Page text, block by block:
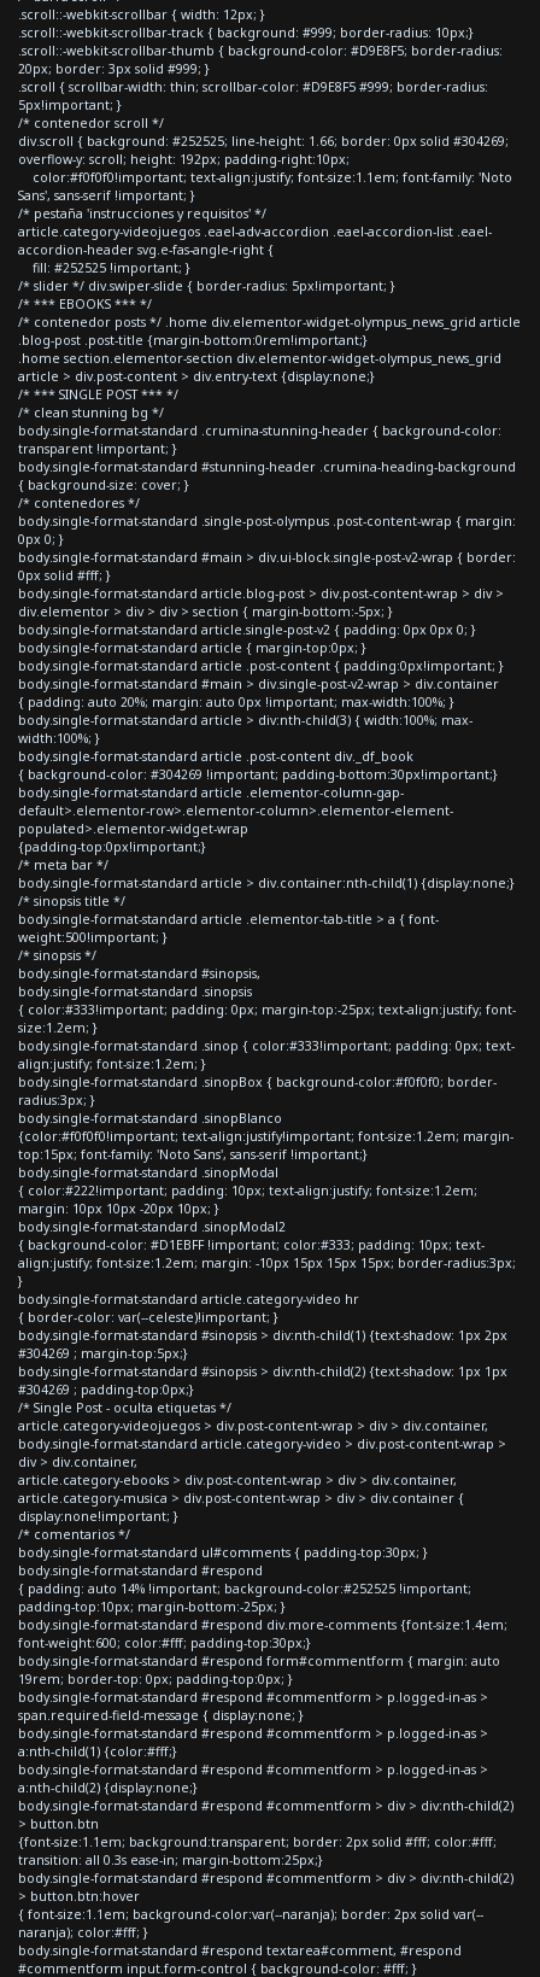
.scroll::-webkit-scrollbar { width: 12px; }
.scroll::-webkit-scrollbar-track { background: #999; border-radius: 10px;}
.scroll::-webkit-scrollbar-thumb { background-color: #D9E8F5; border-radius:
20px; border: 3px solid #999; }
.scroll { scrollbar-width: thin; scrollbar-color: #D9E8F5 #999; border-radius:
5px!important; }
/* contenedor scroll */
div.scroll { background: #252525; line-height: 1.66; border: 0px solid #304269;
overflow-y: scroll; height: 192px; padding-right:10px;
color:#f0f0f0!important; text-align:justify; font-size:1.1em; font-family: 'Noto
Sans', sans-serif !important; }
/* pestaña 'instrucciones y requisitos' */
article.category-videojuegos .eael-adv-accordion .eael-accordion-list .eael-
accordion-header svg.e-fas-angle-right {
fill: #252525 !important; }
/* slider */ div.swiper-slide { border-radius: 5px!important; }
/* *** EBOOKS *** */
/* contenedor posts */ .home div.elementor-widget-olympus_news_grid article
.blog-post .post-title {margin-bottom:0rem!important;}
.home section.elementor-section div.elementor-widget-olympus_news_grid
article > div.post-content > div.entry-text {display:none;}
/* *** SINGLE POST *** */
/* clean stunning bg */
body.single-format-standard .crumina-stunning-header { background-color:
transparent !important; }
body.single-format-standard #stunning-header .crumina-heading-background
{ background-size: cover; }
/* contenedores */
body.single-format-standard .single-post-olympus .post-content-wrap { margin:
0px 0; }
body.single-format-standard #main > div.ui-block.single-post-v2-wrap { border:
0px solid #fff; }
body.single-format-standard article.blog-post > div.post-content-wrap > div >
div.elementor > div > div > section { margin-bottom:-5px; }
body.single-format-standard article.single-post-v2 { padding: 0px 0px 0; }
body.single-format-standard article { margin-top:0px; }
body.single-format-standard article .post-content { padding:0px!important; }
body.single-format-standard #main > div.single-post-v2-wrap > div.container
{ padding: auto 20%; margin: auto 0px !important; max-width:100%; }
body.single-format-standard article > div:nth-child(3) { width:100%; max-
width:100%; }
body.single-format-standard article .post-content div._df_book
{ background-color: #304269 !important; padding-bottom:30px!important;}
body.single-format-standard article .elementor-column-gap-
default>.elementor-row>.elementor-column>.elementor-element-
populated>.elementor-widget-wrap
{padding-top:0px!important;}
/* meta bar */
body.single-format-standard article > div.container:nth-child(1) {display:none;}
/* sinopsis title */
body.single-format-standard article .elementor-tab-title > a { font-
weight:500!important; }
/* sinopsis */
body.single-format-standard #sinopsis,
body.single-format-standard .sinopsis
{ color:#333!important; padding: 0px; margin-top:-25px; text-align:justify; font-
size:1.2em; }
body.single-format-standard .sinop { color:#333!important; padding: 0px; text-
align:justify; font-size:1.2em; }
body.single-format-standard .sinopBox { background-color:#f0f0f0; border-
radius:3px; }
body.single-format-standard .sinopBlanco
{color:#f0f0f0!important; text-align:justify!important; font-size:1.2em; margin-
top:15px; font-family: 'Noto Sans', sans-serif !important;}
body.single-format-standard .sinopModal
{ color:#222!important; padding: 10px; text-align:justify; font-size:1.2em;
margin: 10px 10px -20px 10px; }
body.single-format-standard .sinopModal2
{ background-color: #D1EBFF !important; color:#333; padding: 10px; text-
align:justify; font-size:1.2em; margin: -10px 15px 15px 15px; border-radius:3px;
}
body.single-format-standard article.category-video hr
{ border-color: var(--celeste)!important; }
body.single-format-standard #sinopsis > div:nth-child(1) {text-shadow: 1px 2px
#304269 ; margin-top:5px;}
body.single-format-standard #sinopsis > div:nth-child(2) {text-shadow: 1px 1px
#304269 ; padding-top:0px;}
/* Single Post - oculta etiquetas */
article.category-videojuegos > div.post-content-wrap > div > div.container,
body.single-format-standard article.category-video > div.post-content-wrap >
div > div.container,
article.category-ebooks > div.post-content-wrap > div > div.container,
article.category-musica > div.post-content-wrap > div > div.container {
display:none!important; }
/* comentarios */
body.single-format-standard ul#comments { padding-top:30px; }
body.single-format-standard #respond
{ padding: auto 14% !important; background-color:#252525 !important;
padding-top:10px; margin-bottom:-25px; }
body.single-format-standard #respond div.more-comments {font-size:1.4em;
font-weight:600; color:#fff; padding-top:30px;}
body.single-format-standard #respond form#commentform { margin: auto
19rem; border-top: 0px; padding-top:0px; }
body.single-format-standard #respond #commentform > p.logged-in-as >
span.required-field-message { display:none; }
body.single-format-standard #respond #commentform > p.logged-in-as >
a:nth-child(1) {color:#fff;}
body.single-format-standard #respond #commentform > p.logged-in-as >
a:nth-child(2) {display:none;}
body.single-format-standard #respond #commentform > div > div:nth-child(2)
> button.btn
{font-size:1.1em; background:transparent; border: 2px solid #fff; color:#fff;
transition: all 0.3s ease-in; margin-bottom:25px;}
body.single-format-standard #respond #commentform > div > div:nth-child(2)
> button.btn:hover
{ font-size:1.1em; background-color:var(--naranja); border: 2px solid var(--
naranja); color:#fff; }
body.single-format-standard #respond textarea#comment, #respond
#commentform input.form-control { background-color: #fff; }